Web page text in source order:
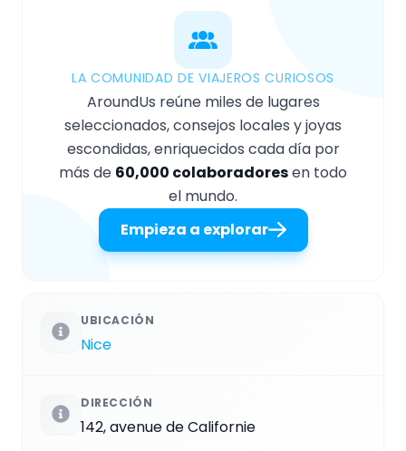
LA COMUNIDAD DE VIAJEROS CURIOSOS
AroundUs reúne miles de lugares
seleccionados, consejos locales y joyas
escondidas, enriquecidos cada día por
más de 60,000 colaboradoresen todo
el mundo.
Empieza a explorar
UBICACIÓN
Nice
DIRECCIÓN
142, avenue de Californie